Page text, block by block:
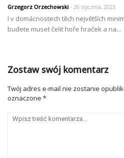
Grzegorz Orzechowski - 26 stycznia, 2023
I v domácnostech těch největších
budete muset čelit hoře hraček a na...
Zostaw swój komentarz
Twój adres e-mail nie zostanie
oznaczone *